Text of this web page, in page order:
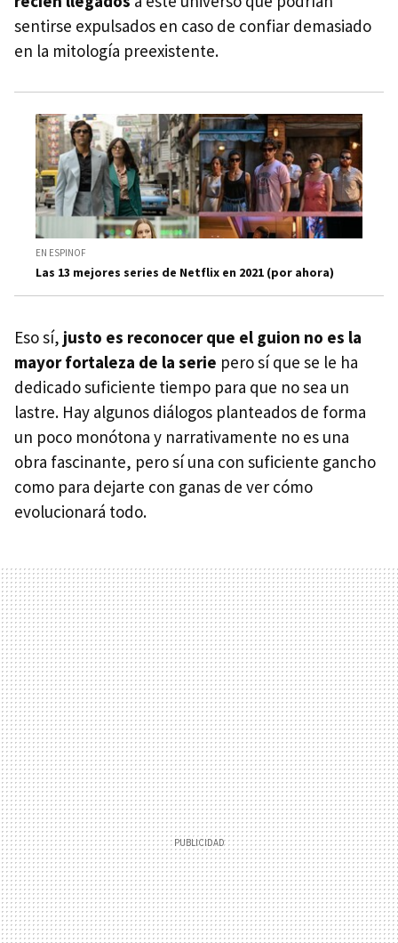
sentirse expulsados en caso de confiar demasiado
en la mitología preexistente.
EN ESPINOF
Las 13 mejores series de Netflix en 2021 (por ahora)
Eso sí, justo es reconocer que el guion no es la
mayor fortaleza de la serie pero sí que se le ha
dedicado suficiente tiempo para que no sea un
lastre. Hay algunos diálogos planteados de forma
un poco monótona y narrativamente no es una
obra fascinante, pero sí una con suficiente gancho
como para dejarte con ganas de ver cómo
evolucionará todo.